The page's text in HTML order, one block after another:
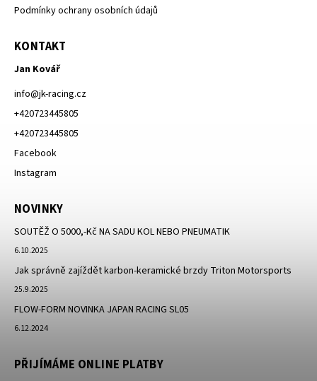
Podmínky ochrany osobních údajů
KONTAKT
Jan Kovář
info@jk-racing.cz
+420723445805
+420723445805
Facebook
Instagram
NOVINKY
SOUTĚŽ O 5000,-Kč NA SADU KOL NEBO PNEUMATIK
6.10.2025
Jak správně zajíždět karbon-keramické brzdy Triton Motorsports
25.9.2025
FLOW-FORM NOVINKA JAPAN RACING SL05
6.12.2024
PŘIJÍMÁME ONLINE PLATBY